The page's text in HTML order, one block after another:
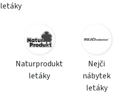
letáky
Naturprodukt
letáky
Nejči
nábytek
letáky